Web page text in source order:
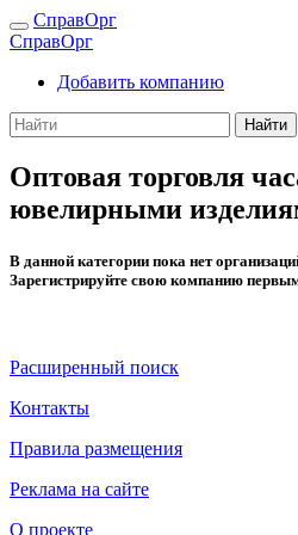
СправОрг
СправОрг
Добавить компанию
Найти
Оптовая торговля
ювелирными
В данной категории пока нет
Зарегистрируйте свою компанию
Расширенный поиск
Контакты
Правила размещения
Реклама на сайте
О проекте